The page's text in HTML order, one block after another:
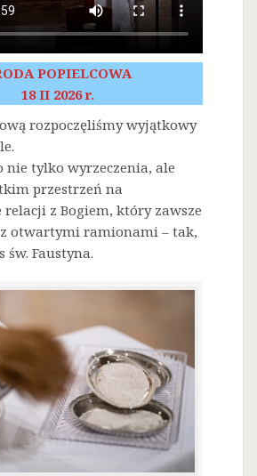
POPIELCOWA
18 II 2026 r.
rozpoczęliśmy wyjątkowy
nie tylko wyrzeczenia, ale
przestrzeń na
z Bogiem, który zawsze
z otwartymi ramionami – tak,
św. Faustyna.